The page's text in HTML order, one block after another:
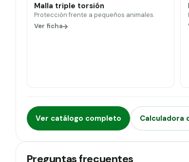
Malla triple torsión
Protección frente a pequeños animales.
Ver ficha
Ver catálogo completo Calculadora
Preguntas frecuentes